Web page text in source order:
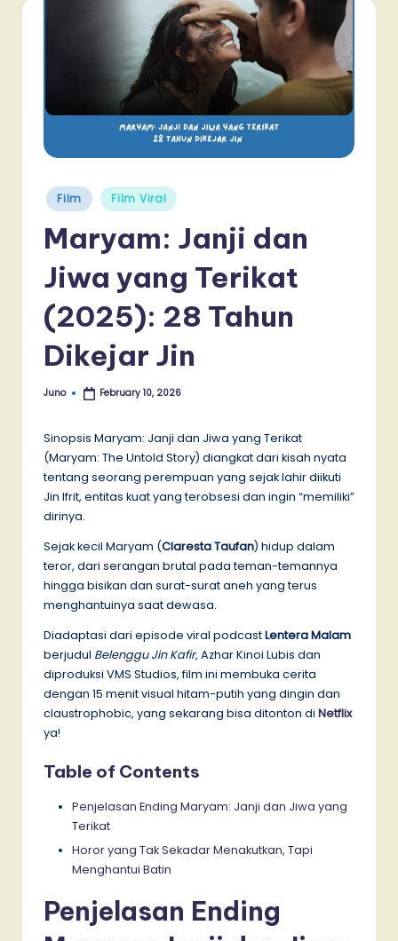
Posted
in
Film Film Viral
Maryam: Janji dan
Jiwa yang Terikat
(2025): 28 Tahun
Dikejar Jin
Posted
Juno February 10, 2026
Sinopsis Maryam: Janji dan Jiwa yang Terikat
(Maryam: The Untold Story​​) diangkat dari kisah nyata
tentang seorang perempuan yang sejak lahir diikuti
Jin Ifrit, entitas kuat yang terobsesi dan ingin “memiliki”
dirinya.
Sejak kecil Maryam (Claresta Taufan) hidup dalam
teror, dari serangan brutal pada teman-temannya
hingga bisikan dan surat-surat aneh yang terus
menghantuinya saat dewasa.
Diadaptasi dari episode viral podcastLentera Malam
berjudul Belenggu Jin Kafir, Azhar Kinoi Lubis dan
diproduksi VMS Studios, film ini membuka cerita
dengan 15 menit visual hitam-putih yang dingin dan
claustrophobic, yang sekarang bisa ditonton di Netflix
ya!
Table of Contents
Penjelasan Ending Maryam: Janji dan Jiwa yang
Terikat
Horor yang Tak Sekadar Menakutkan, Tapi
Menghantui Batin
Penjelasan Ending